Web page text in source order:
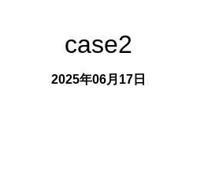
case2
2025年06月17日